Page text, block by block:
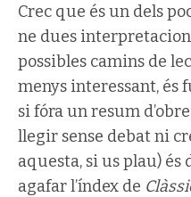
Crec que és un dels
ne dues
possibles camins de
menys interessant, és
si fóra un resum
llegir sense debat ni
aquesta, si us plau)
agafar l’índex de